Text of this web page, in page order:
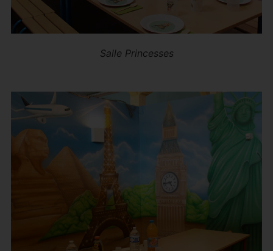
Salle Princesses